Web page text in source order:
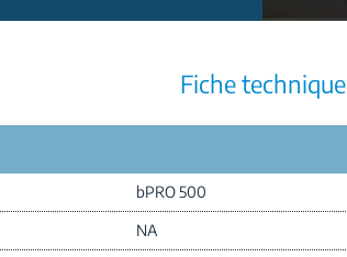
Fiche technique
bPRO 500
NA